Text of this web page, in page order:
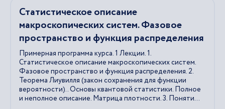
Статистическое описание
макроскопических систем. Фазовое
пространство и функция распределения
Примерная программа курса. 1 Лекции. 1.
Статистическое описание макроскопических систем.
Фазовое пространство и функция распределения. 2.
Теорема Лиувилля (закон сохранения для функции
вероятности).. Основы квантовой статистики. Полное
и неполное описание. Матрица плотности. 3. Поняти...